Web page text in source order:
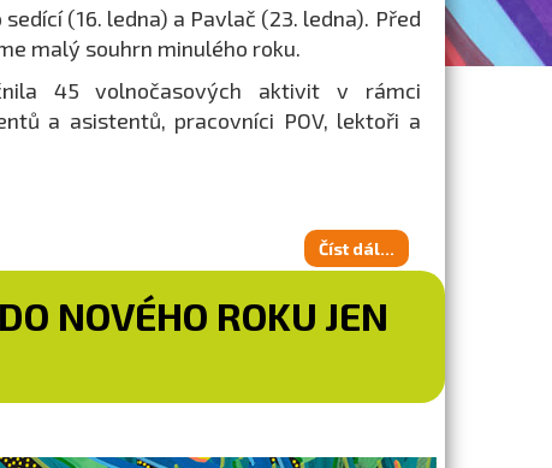
(16. ledna) a Pavlač (23. ledna). Před
malý souhrn minulého roku.
45 volnočasových aktivit v rámci
a asistentů, pracovníci POV, lektoři a
Číst dál...
NOVÉHO ROKU JEN